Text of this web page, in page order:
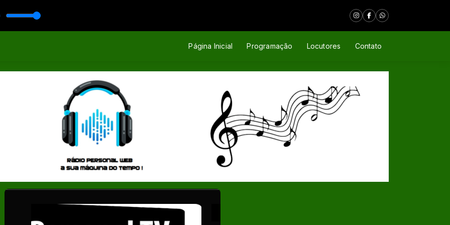
Página Inicial Programação Locutores Contato